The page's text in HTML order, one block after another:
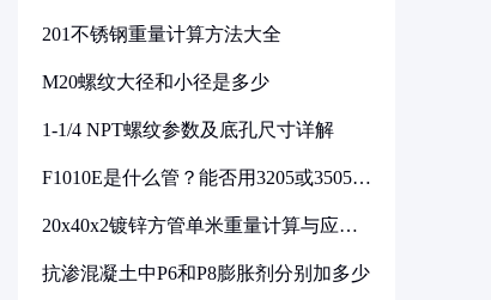
201不锈钢重量计算方法大全
M20螺纹大径和小径是多少
1-1/4 NPT螺纹参数及底孔尺寸详解
F1010E是什么管？能否用3205或3505代
20x40x2镀锌方管单米重量计算与应用
抗渗混凝土中P6和P8膨胀剂分别加多少